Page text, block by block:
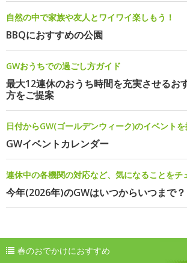
自然の中で家族や友人とワイワイ楽しもう！
BBQにおすすめの公園
GWおうちでの過ごし方ガイド
最大12連休のおうち時間を充実させるお
方をご提案
日付からGW(ゴールデンウィーク)のイベント
GWイベントカレンダー
連休中の各機関の対応など、気になることをチ
今年(2026年)のGWはいつからいつまで？
春のおでかけにおすすめ